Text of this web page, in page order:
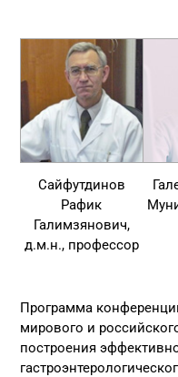
Сайфутдинов
Рафик
Галимзянович,
д.м.н., профессор
Программа
мирового и
построения